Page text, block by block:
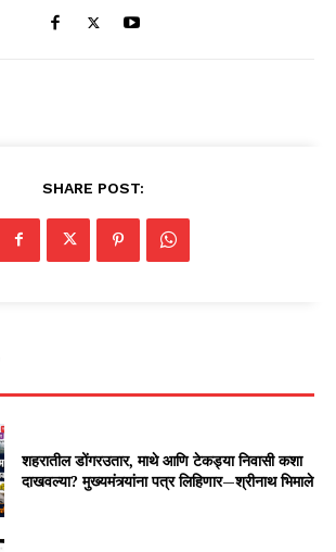
SHARE POST:
शहरातील डोंगरउतार, माथे आणि टेकड्या निवासी कशा
दाखवल्या? मुख्यमंत्र्यांना पत्र लिहिणार—श्रीनाथ भिमाले